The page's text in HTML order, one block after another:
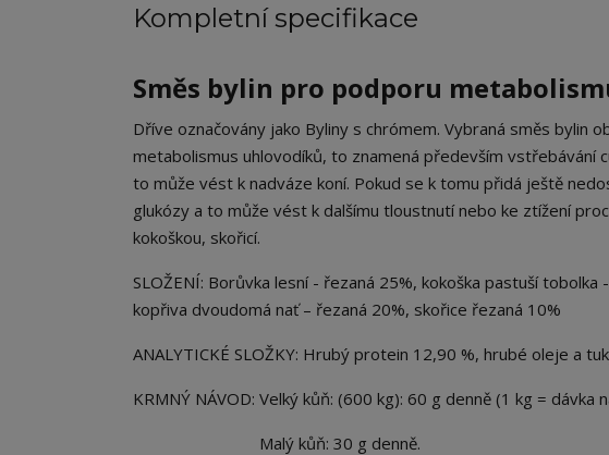
Kompletní specifikace
Směs bylin pro podporu
Dříve označovány jako Byliny s chrómem. Vybraná směs bylin
metabolismus uhlovodíků, to znamená především vstřebávání
to může vést k nadváze koní. Pokud se k tomu přidá ještě
glukózy a to může vést k dalšímu tloustnutí nebo ke ztížení
kokoškou, skořicí.
SLOŽENÍ: Borůvka lesní - řezaná 25%, kokoška pastuší
kopřiva dvoudomá nať – řezaná 20%, skořice řezaná 10%
ANALYTICKÉ SLOŽKY: Hrubý protein 12,90 %, hrubé oleje a
KRMNÝ NÁVOD: Velký kůň: (600 kg): 60 g denně (1 kg = dávka
Malý kůň: 30 g denně.